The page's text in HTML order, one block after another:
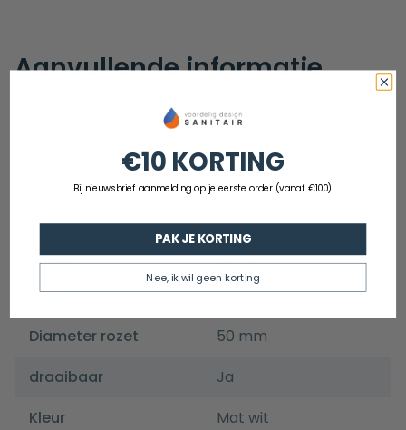
Aanvullende informatie
8721098512542
Artikelnummer
GGHDH53
Hoogte
85 mm
Diepte
60 mm
Diameter rozet
50 mm
draaibaar
Ja
Kleur
Mat wit
€10 KORTING
Bij nieuwsbrief aanmelding op je eerste order (vanaf €100)
PAK JE KORTING
Nee, ik wil geen korting